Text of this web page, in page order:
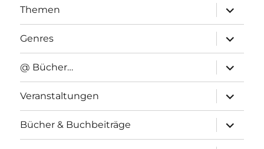
Themen
anzeigen
Genres
anzeigen
@ Bücher…
anzeigen
Veranstaltungen
anzeigen
Bücher & Buchbeiträge
anzeigen